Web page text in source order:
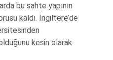
bu sahte yapının
kaldı. İngiltere’de
kesin olarak